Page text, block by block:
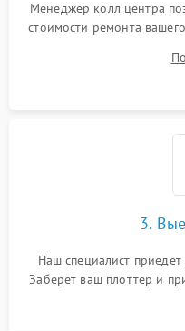
Менеджер колл центра
стоимости ремонта
3.
Наш специалист
Заберет ваш плоттер и